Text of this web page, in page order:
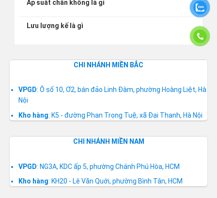
Áp suất chân không là gì
Lưu lượng kế là gì
CHI NHÁNH MIỀN BẮC
VPGD: Ô số 10, Ơ2, bán đảo Linh Đàm, phường Hoàng Liệt, Hà
Nội
Kho hàng: K5 - đường Phan Trọng Tuệ, xã Đại Thanh, Hà Nội
CHI NHÁNH MIỀN NAM
VPGD: NG3A, KDC ấp 5, phường Chánh Phú Hòa, HCM
Kho hàng: KH20 - Lê Văn Quới, phường Bình Tân, HCM